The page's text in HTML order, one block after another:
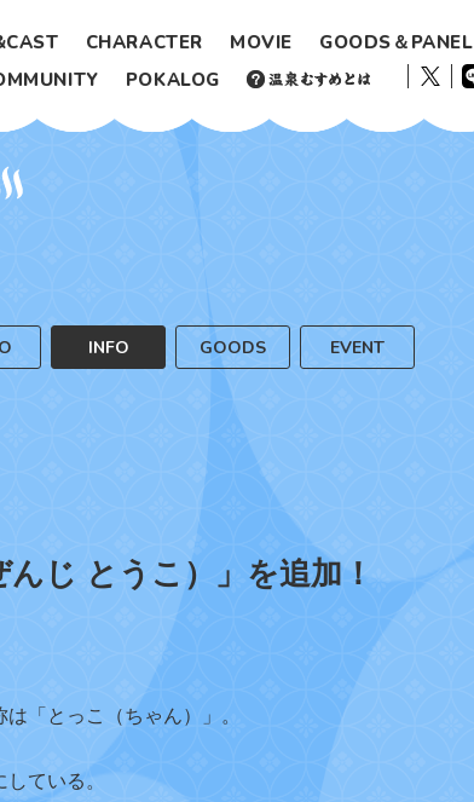
CHARACTER MOVIE GOODS＆PANEL
POKALOG
INFO GOODS EVENT
じ とうこ）」を追加！
「とっこ（ちゃん）」。
ている。